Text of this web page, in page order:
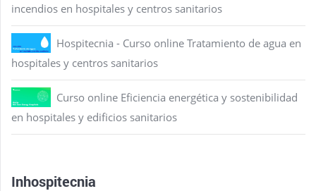
incendios en hospitales y centros sanitarios
Hospitecnia - Curso online Tratamiento de agua en
hospitales y centros sanitarios
Curso online Eficiencia energética y sostenibilidad
en hospitales y edificios sanitarios
Inhospitecnia